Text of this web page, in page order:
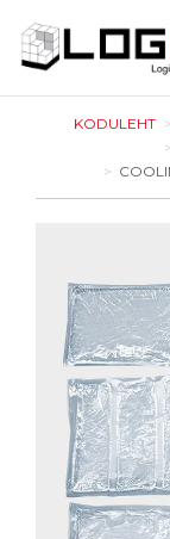
LOGEQ
KODULEHT